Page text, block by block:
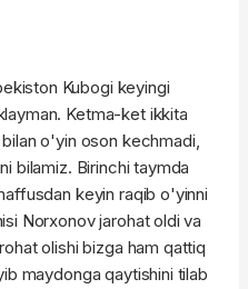
Kubogi keyingi
Ketma-ket ikkita
o'yin oson kechmadi,
bilamiz. Birinchi taymda
keyin raqib o'yinni
Norxonov jarohat oldi va
olishi bizga ham qattiq
maydonga qaytishini tilab